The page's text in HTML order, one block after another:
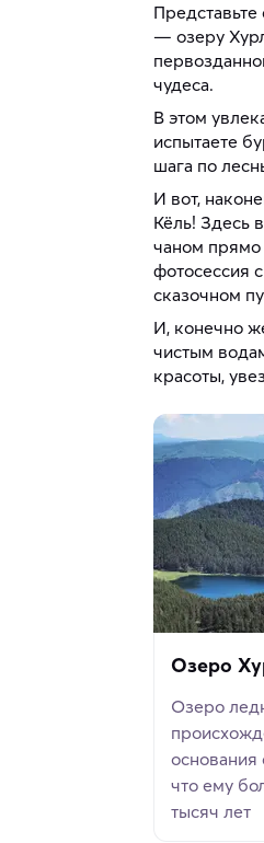
— озеру
чудеса.
В этом
испытаете
шага по
И вот,
Кёль! Здесь
чаном прямо
фотосессия
сказочном
И, конечно
чистым
красоты,
Озеро
Озеро
основания
что ему
тысяч лет